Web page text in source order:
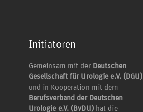
Initiatoren
Gemeinsam mit der Deutschen
Gesellschaft für Urologie e.V. (DGU)
und in Kooperation mit dem
Berufsverband der Deutschen
Urologie e.V. (BvDU)hat die